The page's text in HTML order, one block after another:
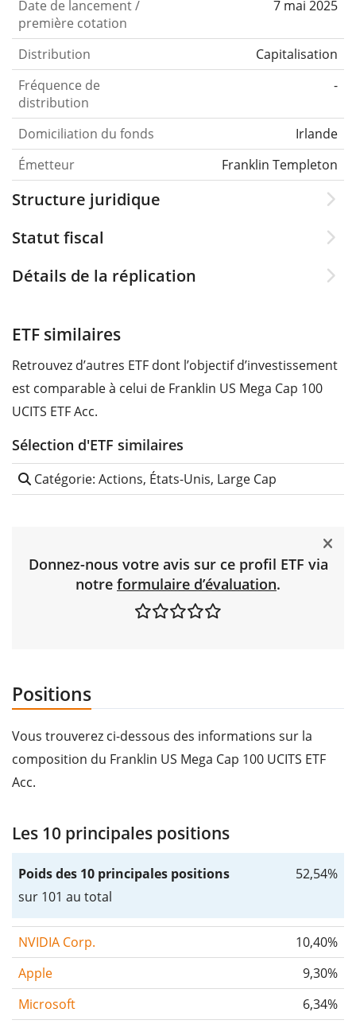
Date de lancement /
première cotation
7 mai 2025
Distribution
Capitalisation
Fréquence de
distribution
-
Domiciliation du fonds
Irlande
Émetteur
Franklin Templeton
Structure juridique
Statut fiscal
Détails de la réplication
ETF similaires
Retrouvez d’autres ETF dont l’objectif d’investissement
est comparable à celui de Franklin US Mega Cap 100
UCITS ETF Acc.
Sélection d'ETF similaires
Catégorie: Actions, États-Unis, Large Cap
Donnez-nous votre avis sur ce profil ETF via
notre formulaire d’évaluation.
Positions
Vous trouverez ci-dessous des informations sur la
composition du Franklin US Mega Cap 100 UCITS ETF
Acc.
Les 10 principales positions
Poids des 10 principales positions
sur 101 au total
52,54%
NVIDIA Corp.
10,40%
Apple
9,30%
Microsoft
6,34%